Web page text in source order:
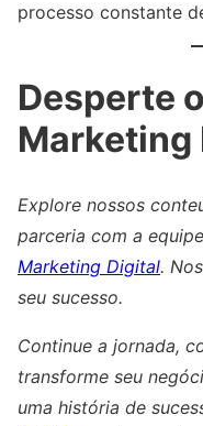
processo constante
Desperte
Marketing
Explore nossos
parceria com a
Marketing Digital.
seu sucesso.
Continue a jornada,
transforme seu
uma história de